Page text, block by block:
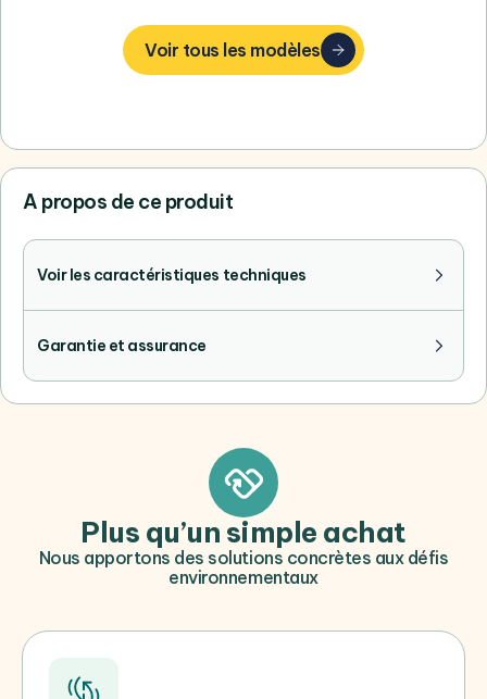
Voir tous les modèles
A propos de ce produit
Voir les caractéristiques techniques
Garantie et assurance
Plus qu’un simple achat
Nous apportons des solutions concrètes aux défis
environnementaux